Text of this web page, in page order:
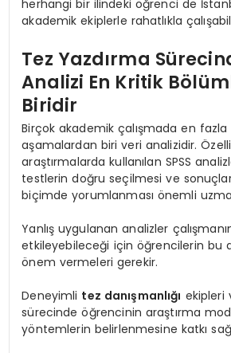
herhangi bir ilindeki öğrenci de
akademik ekiplerle rahatlıkla
Tez Yazdırma
Analizi En Kritik
Biridir
Birçok akademik çalışmada en
aşamalardan biri veri analizidir.
araştırmalarda kullanılan SPSS
testlerin doğru seçilmesi ve
biçimde yorumlanması önemli
Yanlış uygulanan analizler
etkileyebileceği için öğrencilerin bu
önem vermeleri gerekir.
Deneyimli tez danışmanlığı ekipleri
sürecinde öğrencinin araştırma
yöntemlerin belirlenmesine katkı